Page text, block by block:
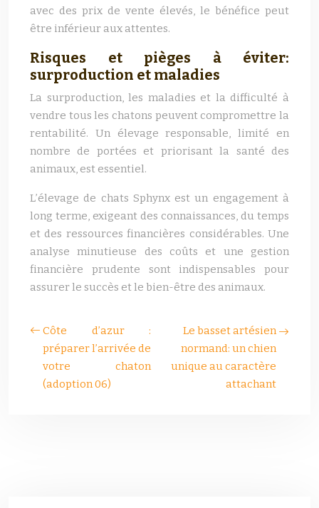
avec des prix de vente élevés, le bénéfice peut
être inférieur aux attentes.
Risques et pièges à éviter:
surproduction et maladies
La surproduction, les maladies et la difficulté à
vendre tous les chatons peuvent compromettre la
rentabilité. Un élevage responsable, limité en
nombre de portées et priorisant la santé des
animaux, est essentiel.
L’élevage de chats Sphynx est un engagement à
long terme, exigeant des connaissances, du temps
et des ressources financières considérables. Une
analyse minutieuse des coûts et une gestion
financière prudente sont indispensables pour
assurer le succès et le bien-être des animaux.
Côte d’azur :
préparer l’arrivée de
votre chaton
(adoption 06)
Le basset artésien
normand: un chien
unique au caractère
attachant